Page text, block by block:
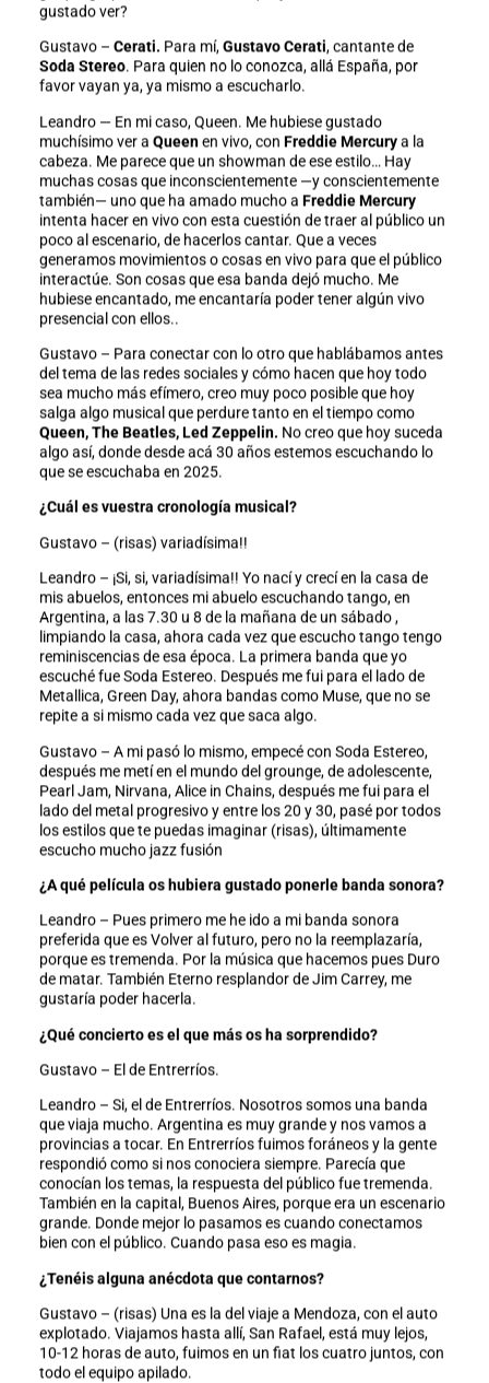
gustado ver?
Gustavo – Cerati. Para mí, Gustavo Cerati, cantante de
Soda Stereo. Para quien no lo conozca, allá España, por
favor vayan ya, ya mismo a escucharlo.
Leandro — En mi caso, Queen. Me hubiese gustado
muchísimo ver a Queenen vivo, con Freddie Mercurya la
cabeza. Me parece que un showman de ese estilo… Hay
muchas cosas que inconscientemente —y conscientemente
también— uno que ha amado mucho a Freddie Mercury
intenta hacer en vivo con esta cuestión de traer al público un
poco al escenario, de hacerlos cantar. Que a veces
generamos movimientos o cosas en vivo para que el público
interactúe. Son cosas que esa banda dejó mucho. Me
hubiese encantado, me encantaría poder tener algún vivo
presencial con ellos..
Gustavo – Para conectar con lo otro que hablábamos antes
del tema de las redes sociales y cómo hacen que hoy todo
sea mucho más efímero, creo muy poco posible que hoy
salga algo musical que perdure tanto en el tiempo como
Queen, The Beatles, Led Zeppelin. No creo que hoy suceda
algo así, donde desde acá 30 años estemos escuchando lo
que se escuchaba en 2025.
¿Cuál es vuestra cronología musical?
Gustavo – (risas) variadísima!!
Leandro – ¡Si, si, variadísima!! Yo nací y crecí en la casa de
mis abuelos, entonces mi abuelo escuchando tango, en
Argentina, a las 7.30 u 8 de la mañana de un sábado ,
limpiando la casa, ahora cada vez que escucho tango tengo
reminiscencias de esa época. La primera banda que yo
escuché fue Soda Estereo. Después me fui para el lado de
Metallica, Green Day, ahora bandas como Muse, que no se
repite a si mismo cada vez que saca algo.
Gustavo – A mi pasó lo mismo, empecé con Soda Estereo,
después me metí en el mundo del grounge, de adolescente,
Pearl Jam, Nirvana, Alice in Chains, después me fui para el
lado del metal progresivo y entre los 20 y 30, pasé por todos
los estilos que te puedas imaginar (risas), últimamente
escucho mucho jazz fusión
¿A qué película os hubiera gustado ponerle banda sonora?
Leandro – Pues primero me he ido a mi banda sonora
preferida que es Volver al futuro, pero no la reemplazaría,
porque es tremenda. Por la música que hacemos pues Duro
de matar. También Eterno resplandor de Jim Carrey, me
gustaría poder hacerla.
¿Qué concierto es el que más os ha sorprendido?
Gustavo – El de Entrerríos.
Leandro – Si, el de Entrerríos. Nosotros somos una banda
que viaja mucho. Argentina es muy grande y nos vamos a
provincias a tocar. En Entrerríos fuimos foráneos y la gente
respondió como si nos conociera siempre. Parecía que
conocían los temas, la respuesta del público fue tremenda.
También en la capital, Buenos Aires, porque era un escenario
grande. Donde mejor lo pasamos es cuando conectamos
bien con el público. Cuando pasa eso es magia.
¿Tenéis alguna anécdota que contarnos?
Gustavo – (risas) Una es la del viaje a Mendoza, con el auto
explotado. Viajamos hasta allí, San Rafael, está muy lejos,
10-12 horas de auto, fuimos en un fiat los cuatro juntos, con
todo el equipo apilado.